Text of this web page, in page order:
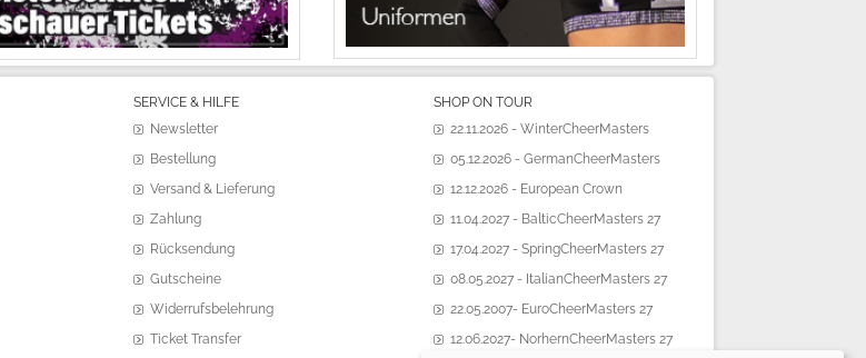
SERVICE & HILFE
Newsletter
Bestellung
Versand & Lieferung
Zahlung
Rücksendung
Gutscheine
Widerrufsbelehrung
Ticket Transfer
SHOP ON TOUR
22.11.2026 - WinterCheerMasters
05.12.2026 - GermanCheerMasters
12.12.2026 - European Crown
11.04.2027 - BalticCheerMasters 27
17.04.2027 - SpringCheerMasters 27
08.05.2027 - ItalianCheerMasters 27
22.05.2007- EuroCheerMasters 27
12.06.2027- NorhernCheerMasters 27